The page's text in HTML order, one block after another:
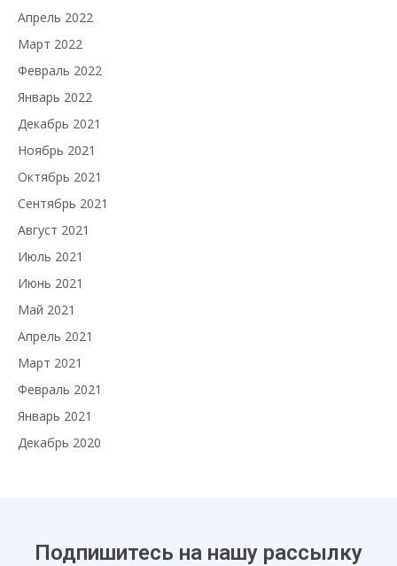
Апрель 2022
Март 2022
Февраль 2022
Январь 2022
Декабрь 2021
Ноябрь 2021
Октябрь 2021
Сентябрь 2021
Август 2021
Июль 2021
Июнь 2021
Май 2021
Апрель 2021
Март 2021
Февраль 2021
Январь 2021
Декабрь 2020
Подпишитесь на нашу рассылку